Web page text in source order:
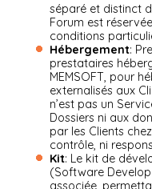
séparé et distinct
Forum est
conditions
Hébergement:
prestataires
MEMSOFT, pour
externalisés aux
n’est pas un
Dossiers ni aux
par les Clients
contrôle, ni
Kit: Le kit de
(Software
associée,